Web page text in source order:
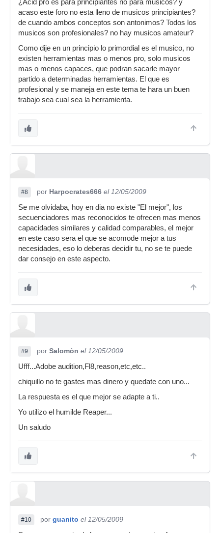
Muchas gracias
¿Acid pro es para principiantes no para musicos? y
acaso este foro no esta lleno de musicos principiantes?
de cuando ambos conceptos son antonimos? Todos los
musicos son profesionales? no hay musicos amateur?
Como dije en un principio lo primordial es el musico, no
existen herramientas mas o menos pro, solo musicos
mas o menos capaces, que podran sacarle mayor
partido a determinadas herramientas. El que es
profesional y se maneja en este tema te hara un buen
trabajo sea cual sea la herramienta.
#8 por Harpocrates666 el 12/05/2009
Se me olvidaba, hoy en dia no existe "El mejor", los
secuenciadores mas reconocidos te ofrecen mas menos
capacidades similares y calidad comparables, el mejor
en este caso sera el que se acomode mejor a tus
necesidades, eso lo deberas decidir tu, no se te puede
dar consejo en este aspecto.
#9 por Salomòn el 12/05/2009
Ufff...Adobe audition,Fl8,reason,etc,etc..
chiquillo no te gastes mas dinero y quedate con uno...
La respuesta es el que mejor se adapte a ti..
Yo utilizo el humilde Reaper...
Un saludo
#10 por guanito el 12/05/2009